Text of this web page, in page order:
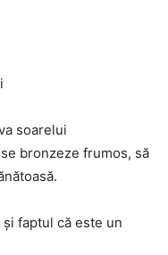
soarelui
bronzeze frumos, să
faptul că este un